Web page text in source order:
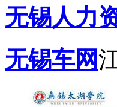
无锡人力
无锡车网